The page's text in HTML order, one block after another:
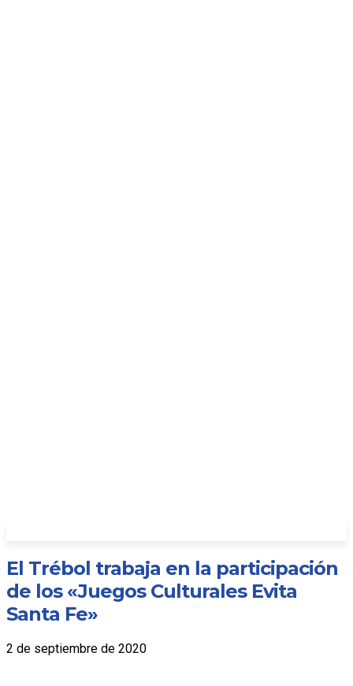
El Trébol trabaja en la participación
de los «Juegos Culturales Evita
Santa Fe»
2 de septiembre de 2020